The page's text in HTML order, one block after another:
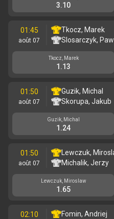
3.10
01:45
août 07
Tkocz, Marek
Slosarczyk,
Tkocz, Marek
1.13
01:50
août 07
Guzik, Michal
Skorupa, Jakub
Guzik, Michal
1.24
01:50
août 07
Lewczuk,
Michalik, Jerzy
Lewczuk, Miroslaw
1.65
02:10
Fomin, Andriej